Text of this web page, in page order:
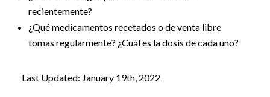
recientemente?
¿Qué medicamentos recetados o de venta libre
tomas regularmente? ¿Cuál es la dosis de cada uno?
Last Updated: January 19th, 2022